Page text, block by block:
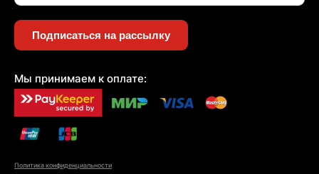
Подписаться на рассылку
Мы принимаем к оплате:
Политика конфиденциальности